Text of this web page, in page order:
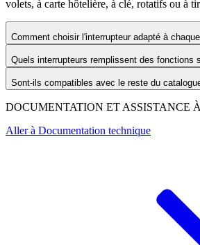
volets, à carte hôtelière, à clé, rotatifs ou à
Comment choisir l'interrupteur adapté à
Quels interrupteurs remplissent des fonctions
Sont-ils compatibles avec le reste du
DOCUMENTATION ET ASSISTANCE
Aller à Documentation technique